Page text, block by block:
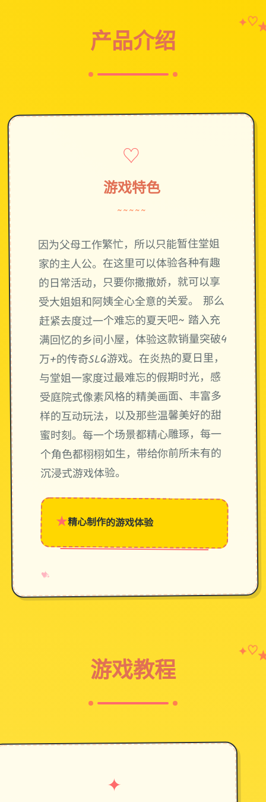
产品介绍
✦♡
♡
游戏特色
~~~~~
因为父母工作繁忙，所以只能暂住堂姐
家的主人公。在这里可以体验各种有趣
的日常活动，只要你撒撒娇，就可以享
受大姐姐和阿姨全心全意的关爱。 那么
赶紧去度过一个难忘的夏天吧~ 踏入充
满回忆的乡间小屋，体验这款销量突破4
万+的传奇SLG游戏。在炎热的夏日里，
与堂姐一家度过最难忘的假期时光，感
受庭院式像素风格的精美画面、丰富多
样的互动玩法，以及那些温馨美好的甜
蜜时刻。每一个场景都精心雕琢，每一
个角色都栩栩如生，带给你前所未有的
沉浸式游戏体验。
★精心制作的游戏体验
♥
✧
→
游戏教程
✦♡
✦